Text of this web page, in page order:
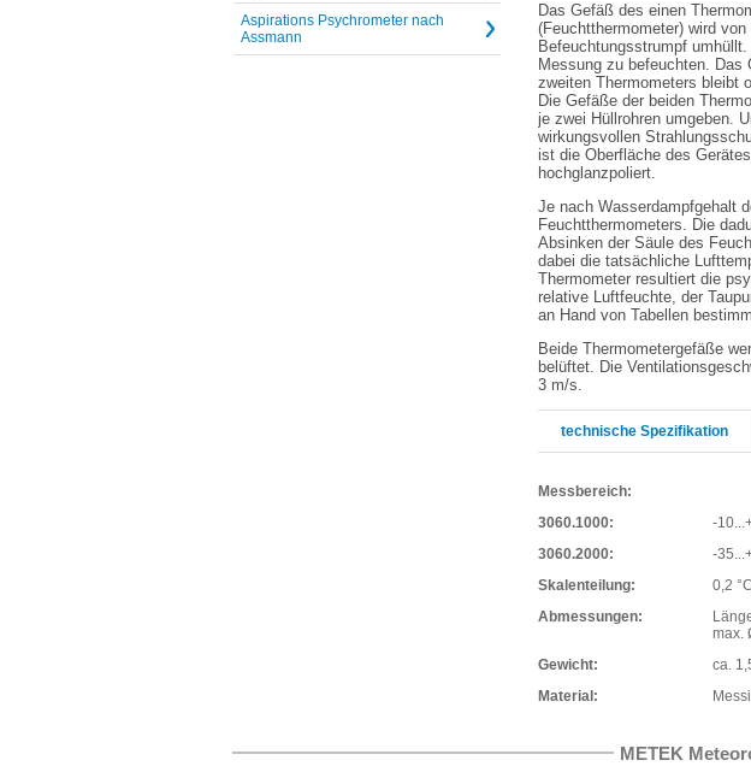
Aspirations Psychrometer nach
Assmann
Das Gefäß des einen
(Feuchtthermometer) wird von
Befeuchtungsstrumpf
Messung zu befeuchten. Das
zweiten Thermometers bleibt
Die Gefäße der beiden
je zwei Hüllrohren umgeben.
wirkungsvollen
ist die Oberfläche des Gerätes
hochglanzpoliert.
Je nach Wasserdampfgehalt
Feuchtthermometers. Die
Absinken der Säule des
dabei die tatsächliche
Thermometer resultiert die
relative Luftfeuchte, der
an Hand von Tabellen
Beide Thermometergefäße
belüftet. Die
3 m/s.
technische Spezifikation
Messbereich:
3060.1000:
-
3060.2000:
-
Skalenteilung:
0,2 °C
Abmessungen:
max.
Gewicht:
ca.
Material:
METEK